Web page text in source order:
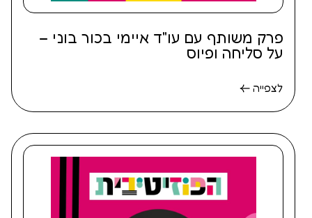
פרק משותף עם עו"ד איימי בכור בוני –
על סליחה ופיוס
לצפייה